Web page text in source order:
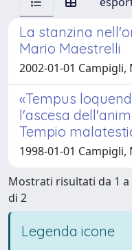
La stanzina
Mario Maestrelli
2002-01-01 Campigli,
«Tempus
l'ascesa
Tempio
1998-01-01 Campigli,
Mostrati risultati da 1 a
di 2
Legenda icone